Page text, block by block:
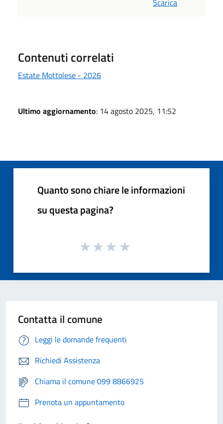
Contenuti correlati
Estate Mottolese - 2026
Ultimo aggiornamento: 14 agosto 2025, 11:52
Quanto sono chiare le informazioni
su questa pagina?
Contatta il comune
Leggi le domande frequenti
Richiedi Assistenza
Chiama il comune 099 8866925
Prenota un appuntamento